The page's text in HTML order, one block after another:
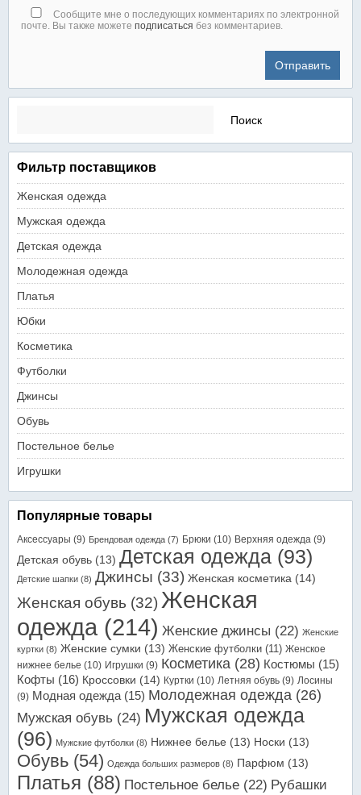
Сообщите мне о последующих комментариях по электронной
почте. Вы также можете подписаться без комментариев.
Найти:
Фильтр поставщиков
Женская одежда
Мужская одежда
Детская одежда
Молодежная одежда
Платья
Юбки
Косметика
Футболки
Джинсы
Обувь
Постельное белье
Игрушки
Популярные товары
Аксессуары (9) Брендовая одежда (7) Брюки (10) Верхняя одежда (9)
Детская обувь (13) Детская одежда (93)
Детские шапки (8) Джинсы (33) Женская косметика (14)
Женская обувь (32) Женская
одежда (214) Женские джинсы (22) Женские
куртки (8) Женские сумки (13) Женские футболки (11) Женское
нижнее белье (10) Игрушки (9) Косметика (28) Костюмы (15)
Кофты (16) Кроссовки (14) Куртки (10) Летняя обувь (9) Лосины
(9) Модная одежда (15) Молодежная одежда (26)
Мужская обувь (24) Мужская одежда
(96) Мужские футболки (8) Нижнее белье (13) Носки (13)
Обувь (54) Одежда больших размеров (8) Парфюм (13)
Платья (88) Постельное белье (22) Рубашки